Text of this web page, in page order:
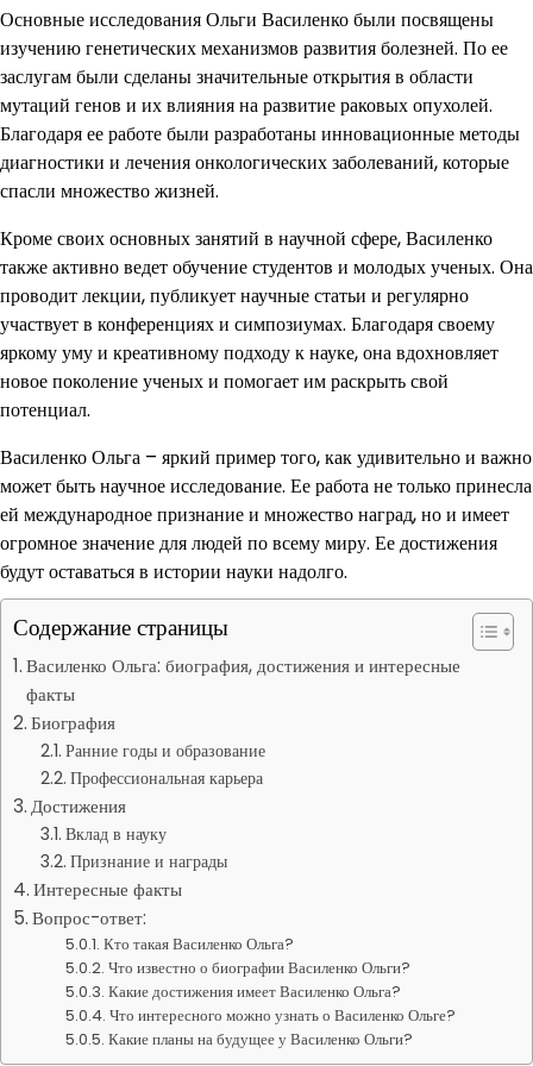
Основные исследования Ольги Василенко были посвящены
изучению генетических механизмов развития болезней. По ее
заслугам были сделаны значительные открытия в области
мутаций генов и их влияния на развитие раковых опухолей.
Благодаря ее работе были разработаны инновационные методы
диагностики и лечения онкологических заболеваний, которые
спасли множество жизней.
Кроме своих основных занятий в научной сфере, Василенко
также активно ведет обучение студентов и молодых ученых. Она
проводит лекции, публикует научные статьи и регулярно
участвует в конференциях и симпозиумах. Благодаря своему
яркому уму и креативному подходу к науке, она вдохновляет
новое поколение ученых и помогает им раскрыть свой
потенциал.
Василенко Ольга – яркий пример того, как удивительно и важно
может быть научное исследование. Ее работа не только принесла
ей международное признание и множество наград, но и имеет
огромное значение для людей по всему миру. Ее достижения
будут оставаться в истории науки надолго.
Содержание страницы
Василенко Ольга: биография, достижения и интересные
факты
Биография
Ранние годы и образование
Профессиональная карьера
Достижения
Вклад в науку
Признание и награды
Интересные факты
Вопрос-ответ:
Кто такая Василенко Ольга?
Что известно о биографии Василенко Ольги?
Какие достижения имеет Василенко Ольга?
Что интересного можно узнать о Василенко Ольге?
Какие планы на будущее у Василенко Ольги?